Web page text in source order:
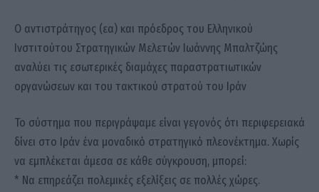
Ο αντιστράτηγος (εα) και πρόεδρος του Ελληνικού
Ινστιτούτου Στρατηγικών Μελετών Ιωάννης Μπαλτζώης
αναλύει τις εσωτερικές διαμάχες παραστρατιωτικών
οργανώσεων και του τακτικού στρατού του Ιράν
Το σύστημα που περιγράψαμε είναι γεγονός ότι περιφερειακά
δίνει στο Ιράν ένα μοναδικό στρατηγικό πλεονέκτημα. Χωρίς
να εμπλέκεται άμεσα σε κάθε σύγκρουση, μπορεί:
* Να επηρεάζει πολεμικές εξελίξεις σε πολλές χώρες.